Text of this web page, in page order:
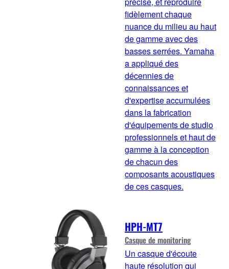
fidèlement chaque
nuance du milieu au haut
de gamme avec des
basses serrées. Yamaha
a appliqué des
décennies de
connaissances et
d'expertise accumulées
dans la fabrication
d'équipements de studio
professionnels et haut de
gamme à la conception
de chacun des
composants acoustiques
de ces casques.
HPH-MT7
Casque de monitoring
Un casque d'écoute
haute résolution qui